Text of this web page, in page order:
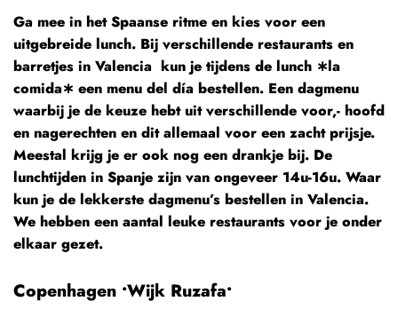
Ga mee in het Spaanse ritme en kies voor een
uitgebreide lunch. Bij verschillende restaurants en
barretjes in Valencia kun je tijdens de lunch ∗la
comida∗ een menu del día bestellen. Een dagmenu
waarbij je de keuze hebt uit verschillende voor,- hoofd
en nagerechten en dit allemaal voor een zacht prijsje.
Meestal krijg je er ook nog een drankje bij. De
lunchtijden in Spanje zijn van ongeveer 14u-16u. Waar
kun je de lekkerste dagmenu’s bestellen in Valencia.
We hebben een aantal leuke restaurants voor je onder
elkaar gezet.
Copenhagen •Wijk Ruzafa•